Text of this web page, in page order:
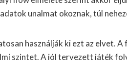
unalmat okoznak, túl
használják ki ezt az elvet.
szintet. A jól tervezett játék